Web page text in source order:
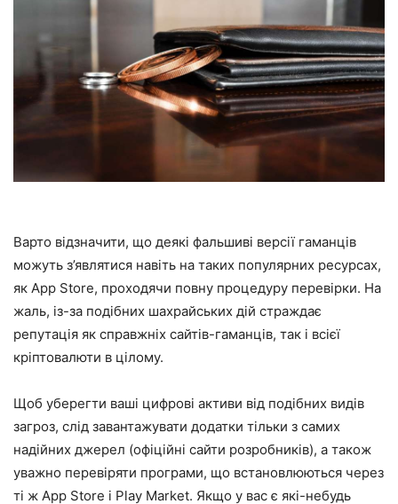
Варто відзначити, що деякі фальшиві версії гаманців
можуть з’являтися навіть на таких популярних ресурсах,
як App Store, проходячи повну процедуру перевірки. На
жаль, із-за подібних шахрайських дій страждає
репутація як справжніх сайтів-гаманців, так і всієї
кріптовалюти в цілому.
Щоб уберегти ваші цифрові активи від подібних видів
загроз, слід завантажувати додатки тільки з самих
надійних джерел (офіційні сайти розробників), а також
уважно перевіряти програми, що встановлюються через
ті ж App Store і Play Market. Якщо у вас є які-небудь